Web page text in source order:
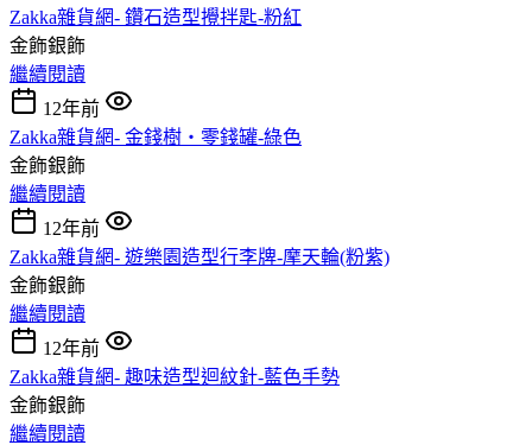
Zakka雜貨網- 鑽石造型攪拌匙-粉紅
金飾銀飾
繼續閱讀
12年前
Zakka雜貨網- 金錢樹‧零錢罐-綠色
金飾銀飾
繼續閱讀
12年前
Zakka雜貨網- 遊樂園造型行李牌-摩天輪(粉紫)
金飾銀飾
繼續閱讀
12年前
Zakka雜貨網- 趣味造型迴紋針-藍色手勢
金飾銀飾
繼續閱讀